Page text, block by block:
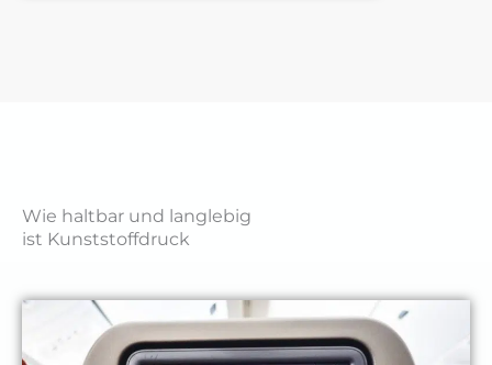
Wie haltbar und langlebig
ist Kunststoffdruck